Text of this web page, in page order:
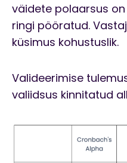
väidete polaarsus
ringi pööratud.
küsimus kohustuslik.
Valideerimise
valiidsus kinnitatud